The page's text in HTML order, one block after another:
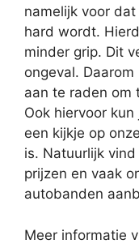
namelijk voor
hard wordt.
minder grip. Dit
ongeval.
aan te raden om
Ook hiervoor
een kijkje op
is. Natuurlijk
prijzen en vaak
autobanden
Meer informatie